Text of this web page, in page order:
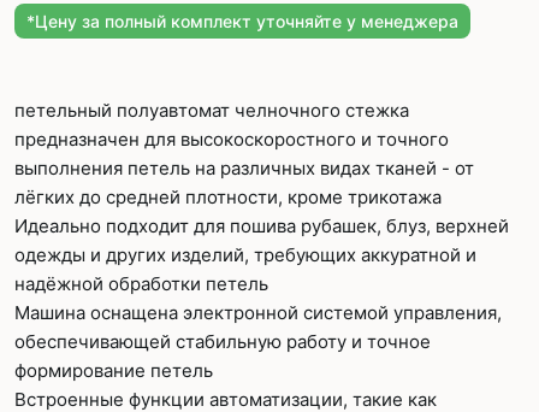
*Цену за полный комплект уточняйте у менеджера
петельный полуавтомат челночного стежка
предназначен для высокоскоростного и точного
выполнения петель на различных видах тканей - от
лёгких до средней плотности, кроме трикотажа
Идеально подходит для пошива рубашек, блуз, верхней
одежды и других изделий, требующих аккуратной и
надёжной обработки петель
Машина оснащена электронной системой управления,
обеспечивающей стабильную работу и точное
формирование петель
Встроенные функции автоматизации, такие как